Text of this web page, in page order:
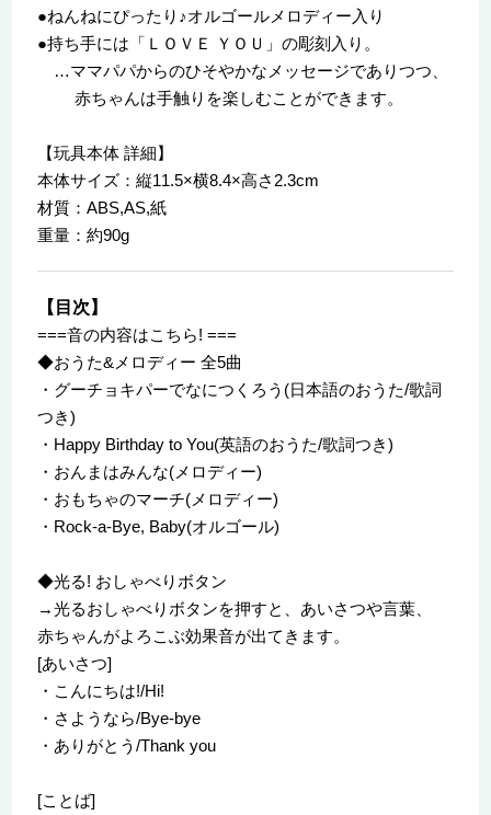
●ねんねにぴったり♪オルゴールメロディー入り
●持ち手には「ＬＯＶＥ ＹＯＵ」の彫刻入り。
…ママパパからのひそやかなメッセージでありつつ、
赤ちゃんは手触りを楽しむことができます。
【玩具本体 詳細】
本体サイズ：縦11.5×横8.4×高さ2.3cm
材質：ABS,AS,紙
重量：約90g
【目次】
===音の内容はこちら! ===
◆おうた&メロディー 全5曲
・グーチョキパーでなにつくろう(日本語のおうた/歌詞
つき)
・Happy Birthday to You(英語のおうた/歌詞つき)
・おんまはみんな(メロディー)
・おもちゃのマーチ(メロディー)
・Rock-a-Bye, Baby(オルゴール)
◆光る! おしゃべりボタン
→光るおしゃべりボタンを押すと、あいさつや言葉、
赤ちゃんがよろこぶ効果音が出てきます。
[あいさつ]
・こんにちは!/Hi!
・さようなら/Bye-bye
・ありがとう/Thank you
[ことば]